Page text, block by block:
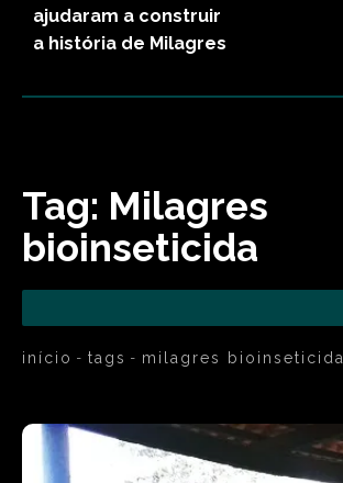
ajudaram a construir
a história de Milagres
Tag: Milagres
bioinseticida
início tags milagres bioinseticida